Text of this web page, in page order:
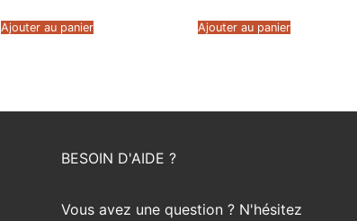
Ajouter au panier Ajouter au panier
BESOIN D'AIDE ?
Vous avez une question ? N'hésitez